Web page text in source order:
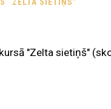
"Zelta sietiņš"